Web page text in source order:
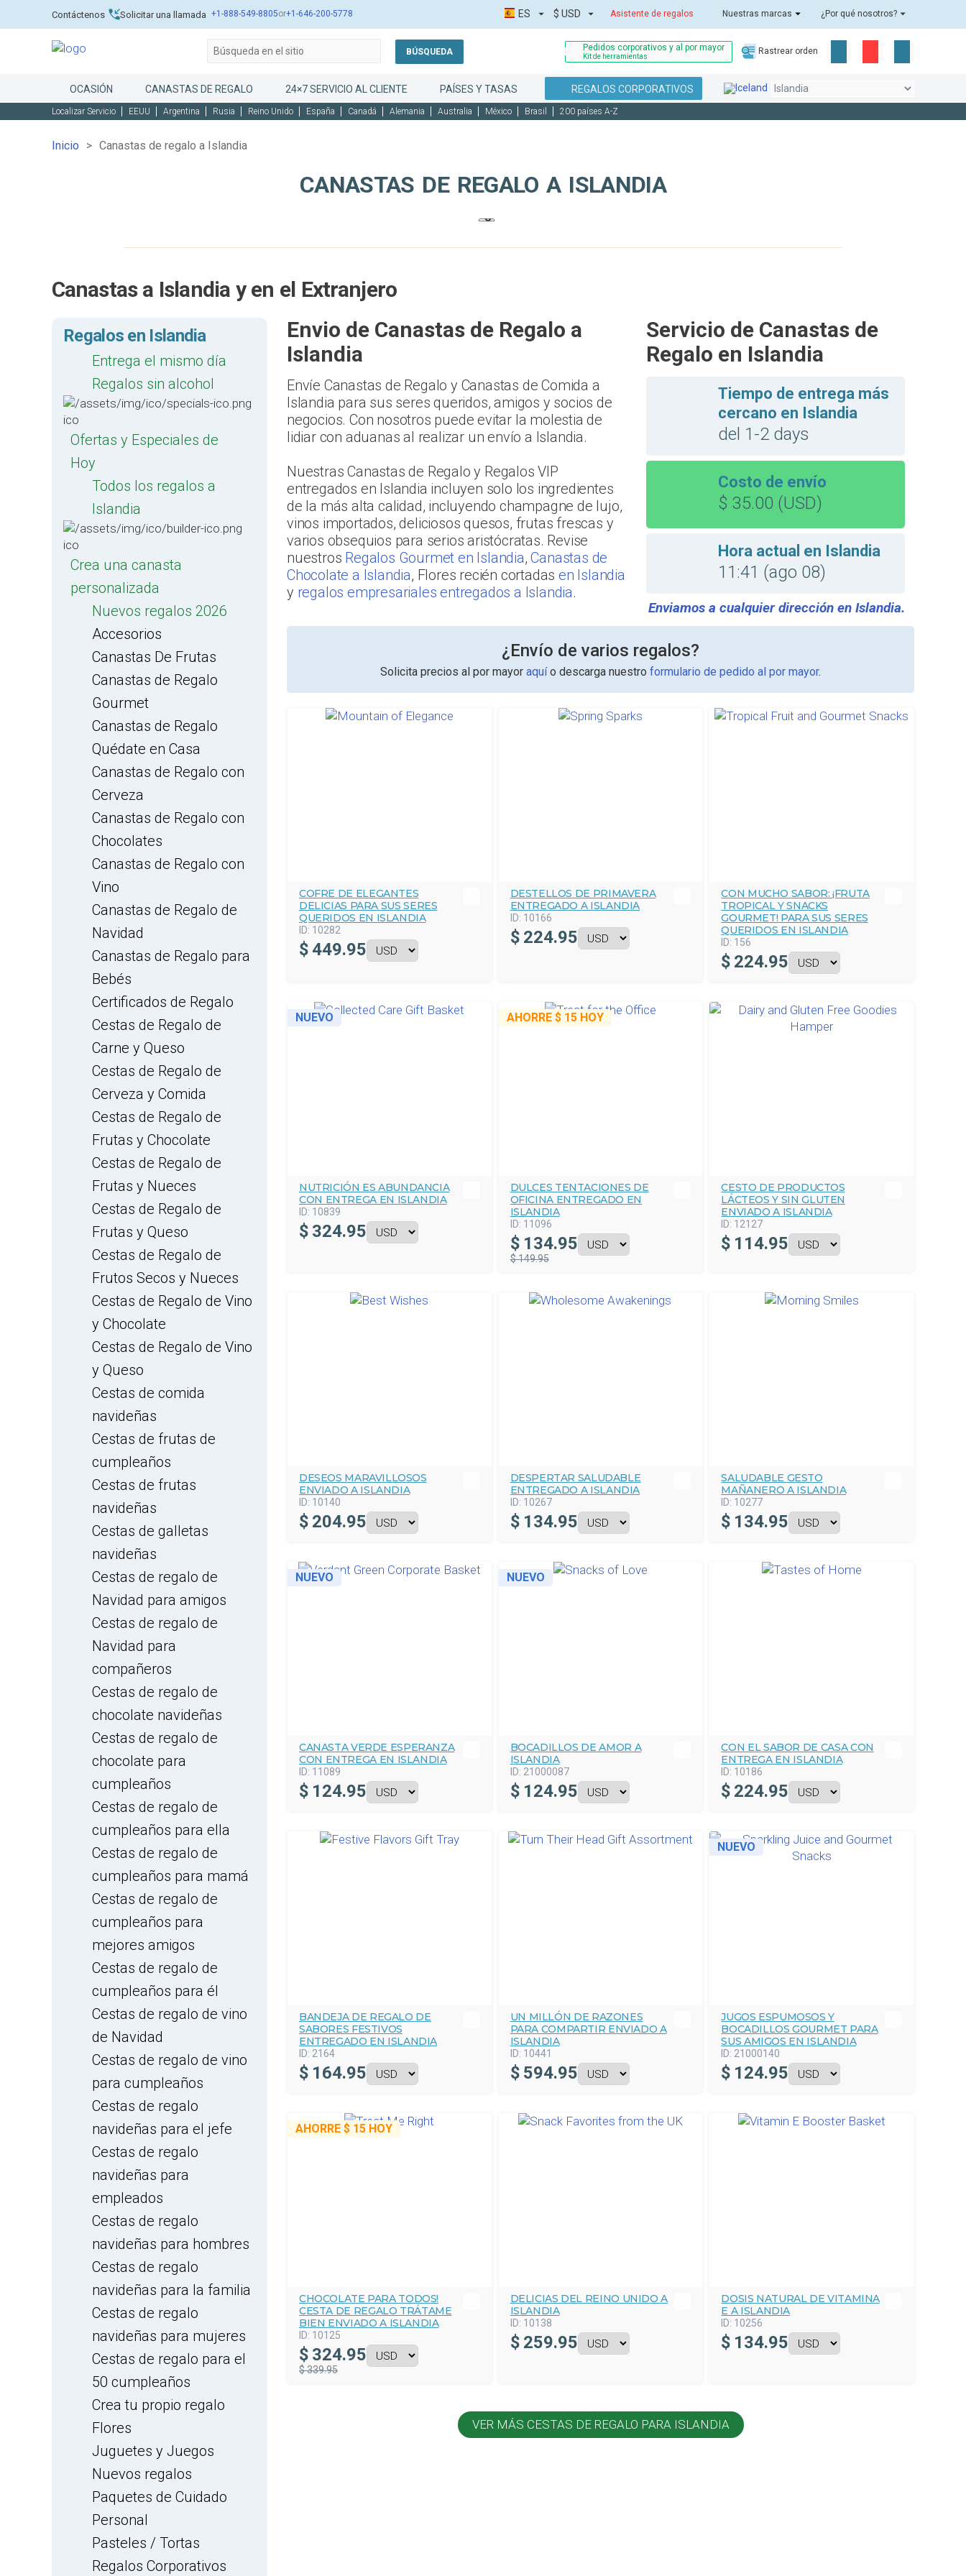
Contáctenos Solicitar una llamada +1-888-549-8805or+1-646-200-5778 Asistente de regalos Nuestras marcas ¿Por qué nosotros?
ES $ USD
BÚSQUEDA Pedidos corporativos y al por mayor
Kit de herramientas
Rastrear orden
OCASIÓN CANASTAS DE REGALO 24×7 SERVICIO AL CLIENTE PAÍSES Y TASAS REGALOS CORPORATIVOS
Localizar Servicio EEUU Argentina Rusia Reino Unido España Canadá Alemania Australia México Brasil 200 países A-Z
Inicio Canastas de regalo a Islandia
CANASTAS DE REGALO A ISLANDIA
Canastas a Islandia y en el Extranjero
Regalos en Islandia
Entrega el mismo día
Regalos sin alcohol
Ofertas y Especiales de
Hoy
Todos los regalos a
Islandia
Crea una canasta
personalizada
Nuevos regalos 2026
Accesorios
Canastas De Frutas
Canastas de Regalo
Gourmet
Canastas de Regalo
Quédate en Casa
Canastas de Regalo con
Cerveza
Canastas de Regalo con
Chocolates
Canastas de Regalo con
Vino
Canastas de Regalo de
Navidad
Canastas de Regalo para
Bebés
Certificados de Regalo
Cestas de Regalo de
Carne y Queso
Cestas de Regalo de
Cerveza y Comida
Cestas de Regalo de
Frutas y Chocolate
Cestas de Regalo de
Frutas y Nueces
Cestas de Regalo de
Frutas y Queso
Cestas de Regalo de
Frutos Secos y Nueces
Cestas de Regalo de Vino
y Chocolate
Cestas de Regalo de Vino
y Queso
Cestas de comida
navideñas
Cestas de frutas de
cumpleaños
Cestas de frutas
navideñas
Cestas de galletas
navideñas
Cestas de regalo de
Navidad para amigos
Cestas de regalo de
Navidad para
compañeros
Cestas de regalo de
chocolate navideñas
Cestas de regalo de
chocolate para
cumpleaños
Cestas de regalo de
cumpleaños para ella
Cestas de regalo de
cumpleaños para mamá
Cestas de regalo de
cumpleaños para
mejores amigos
Cestas de regalo de
cumpleaños para él
Cestas de regalo de vino
de Navidad
Cestas de regalo de vino
para cumpleaños
Cestas de regalo
navideñas para el jefe
Cestas de regalo
navideñas para
empleados
Cestas de regalo
navideñas para hombres
Cestas de regalo
navideñas para la familia
Cestas de regalo
navideñas para mujeres
Cestas de regalo para el
50 cumpleaños
Crea tu propio regalo
Flores
Juguetes y Juegos
Nuevos regalos
Paquetes de Cuidado
Personal
Pasteles / Tortas
Regalos Corporativos
Envio de Canastas de Regalo a
Islandia
Envíe Canastas de Regalo y Canastas de Comida a
Islandia para sus seres queridos, amigos y socios de
negocios. Con nosotros puede evitar la molestia de
lidiar con aduanas al realizar un envío a Islandia.
Nuestras Canastas de Regalo y Regalos VIP
entregados en Islandia incluyen solo los ingredientes
de la más alta calidad, incluyendo champagne de lujo,
vinos importados, deliciosos quesos, frutas frescas y
varios obsequios para serios aristócratas. Revise
nuestros Regalos Gourmet en Islandia,Canastas de
Chocolate a Islandia, Flores recién cortadasen Islandia
y regalos empresariales entregados a Islandia.
Servicio de Canastas de
Regalo en Islandia
Tiempo de entrega más
cercano en Islandia
del 1-2 days
Costo de envío
$ 35.00 (USD)
Hora actual en Islandia
11:41 (ago 08)
Enviamos a cualquier dirección en Islandia.
¿Envío de varios regalos?
Solicita precios al por mayor aquío descarga nuestro formulario de pedido al por mayor.
COFRE DE ELEGANTES
DELICIAS PARA SUS SERES
QUERIDOS EN ISLANDIA
ID: 10282
$ 449.95
DESTELLOS DE PRIMAVERA
ENTREGADO A ISLANDIA
ID: 10166
$ 224.95
CON MUCHO SABOR: ¡FRUTA
TROPICAL Y SNACKS
GOURMET! PARA SUS SERES
QUERIDOS EN ISLANDIA
ID: 156
$ 224.95
NUEVO
NUTRICIÓN ES ABUNDANCIA
CON ENTREGA EN ISLANDIA
ID: 10839
$ 324.95
AHORRE $ 15HOY
DULCES TENTACIONES DE
OFICINA ENTREGADO EN
ISLANDIA
ID: 11096
$ 134.95
$ 149.95
CESTO DE PRODUCTOS
LÁCTEOS Y SIN GLUTEN
ENVIADO A ISLANDIA
ID: 12127
$ 114.95
DESEOS MARAVILLOSOS
ENVIADO A ISLANDIA
ID: 10140
$ 204.95
DESPERTAR SALUDABLE
ENTREGADO A ISLANDIA
ID: 10267
$ 134.95
SALUDABLE GESTO
MAÑANERO A ISLANDIA
ID: 10277
$ 134.95
NUEVO
CANASTA VERDE ESPERANZA
CON ENTREGA EN ISLANDIA
ID: 11089
$ 124.95
NUEVO
BOCADILLOS DE AMOR A
ISLANDIA
ID: 21000087
$ 124.95
CON EL SABOR DE CASA CON
ENTREGA EN ISLANDIA
ID: 10186
$ 224.95
BANDEJA DE REGALO DE
SABORES FESTIVOS
ENTREGADO EN ISLANDIA
ID: 2164
$ 164.95
UN MILLÓN DE RAZONES
PARA COMPARTIR ENVIADO A
ISLANDIA
ID: 10441
$ 594.95
NUEVO
JUGOS ESPUMOSOS Y
BOCADILLOS GOURMET PARA
SUS AMIGOS EN ISLANDIA
ID: 21000140
$ 124.95
AHORRE $ 15 HOY
CHOCOLATE PARA TODOS!
CESTA DE REGALO TRÁTAME
BIEN ENVIADO A ISLANDIA
ID: 10125
$ 324.95
$ 339.95
DELICIAS DEL REINO UNIDO A
ISLANDIA
ID: 10138
$ 259.95
DOSIS NATURAL DE VITAMINA
E A ISLANDIA
ID: 10256
$ 134.95
VER MÁS CESTAS DE REGALO PARA ISLANDIA